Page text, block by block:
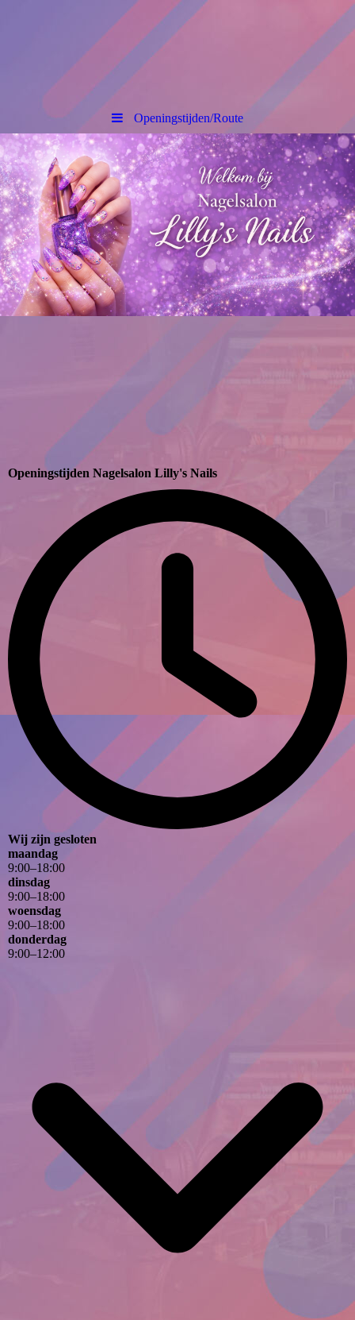
Openingstijden/Route
Openingstijden Nagelsalon Lilly's Nails
Wij zijn gesloten
maandag
9:00–18:00
dinsdag
9:00–18:00
woensdag
9:00–18:00
donderdag
9:00–12:00